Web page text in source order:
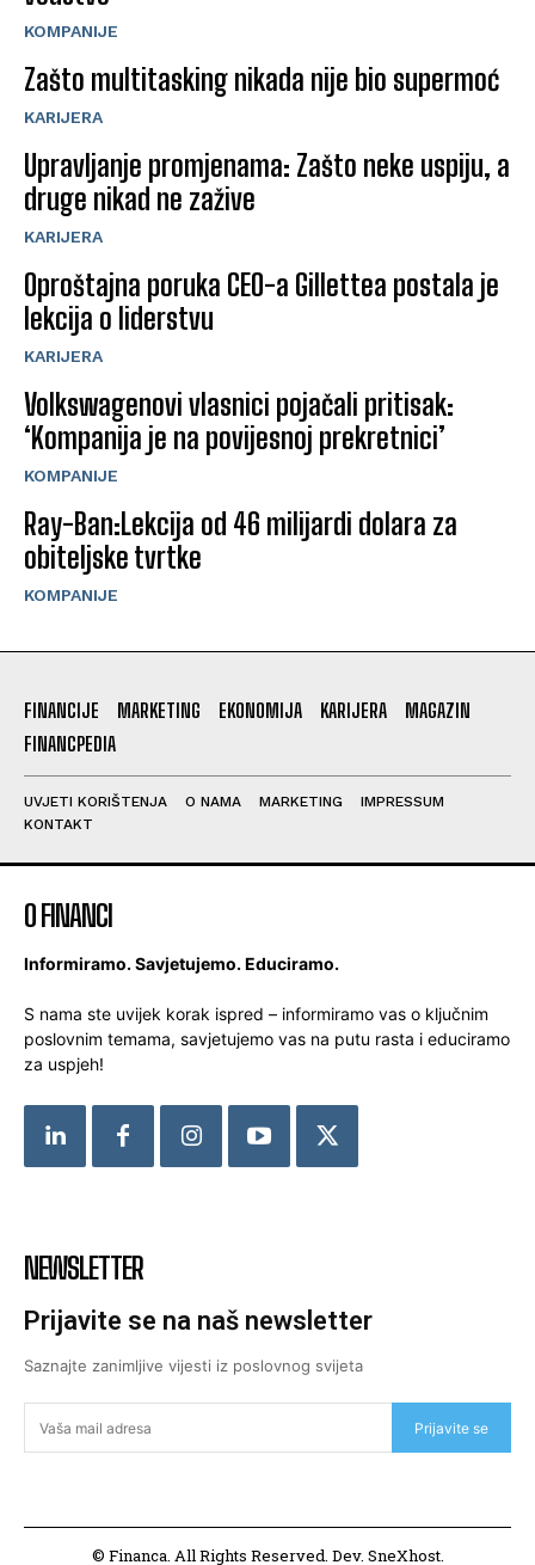
KOMPANIJE
Zašto multitasking nikada nije bio supermoć
KARIJERA
Upravljanje promjenama: Zašto neke uspiju, a
druge nikad ne zažive
KARIJERA
Oproštajna poruka CEO-a Gillettea postala je
lekcija o liderstvu
KARIJERA
Volkswagenovi vlasnici pojačali pritisak:
‘Kompanija je na povijesnoj prekretnici’
KOMPANIJE
Ray-Ban:Lekcija od 46 milijardi dolara za
obiteljske tvrtke
KOMPANIJE
FINANCIJE MARKETING EKONOMIJA KARIJERA
MAGAZIN
FINANCPEDIA
UVJETI KORIŠTENJA O NAMA MARKETING
IMPRESSUM
KONTAKT
O FINANCI
Informiramo. Savjetujemo. Educiramo.
S nama ste uvijek korak ispred – informiramo vas o ključnim
poslovnim temama, savjetujemo vas na putu rasta i educiramo
za uspjeh!
NEWSLETTER
Prijavite se na naš newsletter
Saznajte zanimljive vijesti iz poslovnog svijeta
Prijavite se
© Financa. All Rights Reserved. Dev. SneXhost.